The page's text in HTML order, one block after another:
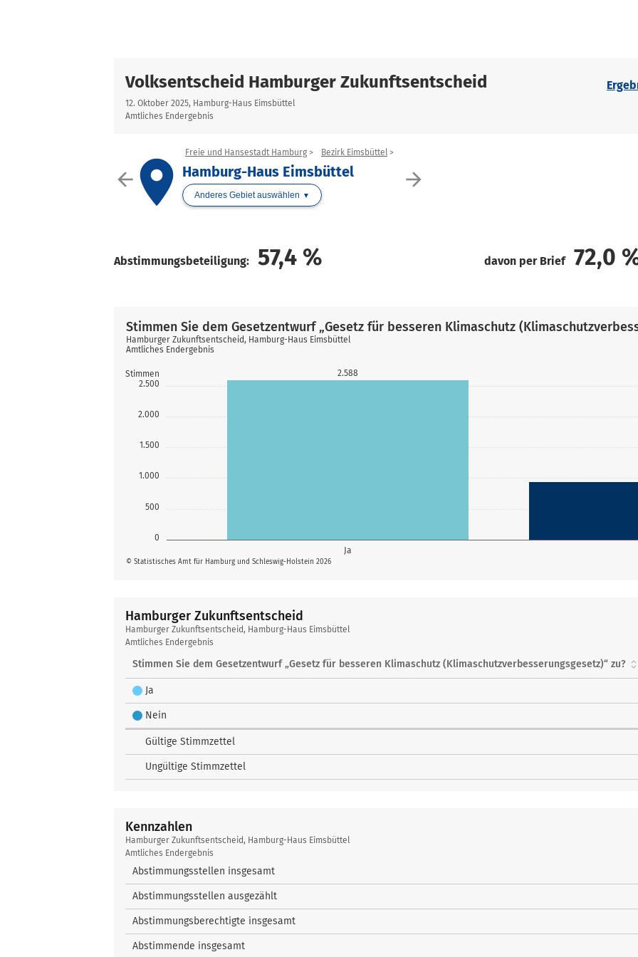
Volksentscheid Hamburger Zukunftsentscheid
12. Oktober 2025, Hamburg-Haus Eimsbüttel
Amtliches Endergebnis
arrow_back arrow_forward
place
Freie und Hansestadt Hamburg Bezirk Eimsbüttel
Hamburg-Haus Eimsbüttel
Anderes Gebiet auswählen
Abstimmungsbeteiligung: 57,4 % davon per Brief 72,0
0
500
1.000
1.500
2.000
2.500
Stimmen
Ja
2.588
© Statistisches Amt für Hamburg und Schleswig-Holstein 2026
Stimmen Sie dem Gesetzentwurf „Gesetz für besseren Klimaschutz
Hamburger Zukunftsentscheid, Hamburg-Haus Eimsbüttel
Amtliches Endergebnis
Hamburger Zukunftsentscheid
Hamburger
Zukunftsentscheid
Hamburger Zukunftsentscheid, Hamburg-Haus Eimsbüttel
Amtliches Endergebnis
Stimmen Sie dem Gesetzentwurf „Gesetz für besseren Klimaschutz (Klimaschutzverbesserungsgesetz)“ zu?
Ja
Nein
Gültige Stimmzettel
Ungültige Stimmzettel
Kennzahlen
Kennzahlen
Hamburger Zukunftsentscheid, Hamburg-Haus Eimsbüttel
Amtliches Endergebnis
Abstimmungsstellen insgesamt
Abstimmungsstellen ausgezählt
Abstimmungsberechtigte insgesamt
Abstimmende insgesamt